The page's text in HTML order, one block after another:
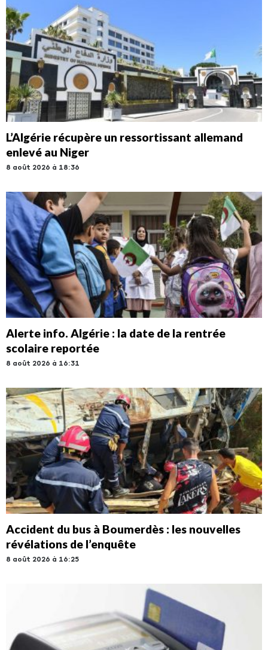
L’Algérie récupère un ressortissant allemand
enlevé au Niger
8 août 2026 à 18:36
Alerte info. Algérie : la date de la rentrée
scolaire reportée
8 août 2026 à 16:31
Accident du bus à Boumerdès : les nouvelles
révélations de l’enquête
8 août 2026 à 16:25